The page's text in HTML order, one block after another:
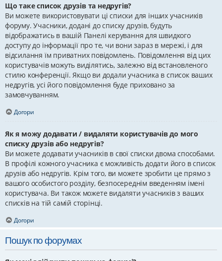
Що таке список друзів та недругів?
Ви можете використовувати ці списки для інших учасників
форуму. Учасники, додані до списку друзів, будуть
відображатись в вашій Панелі керування для швидкого
доступу до інформації про те, чи вони зараз в мережі, і для
відсилання їм приватних повідомлень. Повідомлення від цих
користувачів можуть виділятись, залежно від встановленого
стилю конференції. Якщо ви додали учасника в список ваших
недругів, усі його повідомлення буде приховано за
замовчуванням.
Догори
Як я можу додавати / видаляти користувачів до мого
списку друзів або недругів?
Ви можете додавати учасників в свої списки двома способами.
В профілі кожного учасника є можливість додати його в список
друзів або недругів. Крім того, ви можете зробити це прямо з
вашого особистого розділу, безпосереднім введенням імені
користувача. Ви також можете видаляти учасників з ваших
списків на тій самій сторінці.
Догори
Пошук по форумах